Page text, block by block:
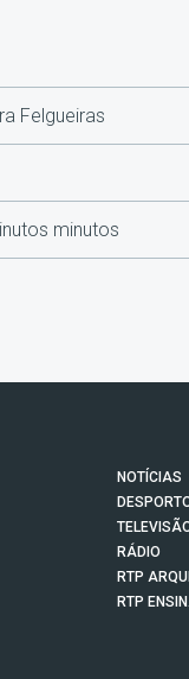
Felgueiras
minutos
NOTÍCIAS
RÁDIO
RTP
RTP